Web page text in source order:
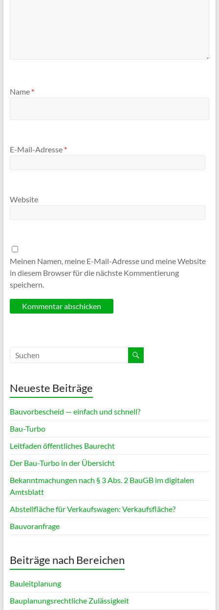
Name *
E-Mail-Adresse *
Website
Meinen Namen, meine E-Mail-Adresse und meine Website
in diesem Browser für die nächste Kommentierung
speichern.
Neueste Beiträge
Bauvorbescheid — einfach und schnell?
Bau-Turbo
Leitfaden öffentliches Baurecht
Der Bau-Turbo in der Übersicht
Bekanntmachungen nach § 3 Abs. 2 BauGB im digitalen
Amtsblatt
Abstellfläche für Verkaufswagen: Verkaufsfläche?
Bauvoranfrage
Beiträge nach Bereichen
Bauleitplanung
Bauplanungsrechtliche Zulässigkeit